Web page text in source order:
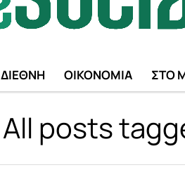
ΔΙΕΘΝΗ ΟΙΚΟΝΟΜΙΑ ΣΤΟ
All posts